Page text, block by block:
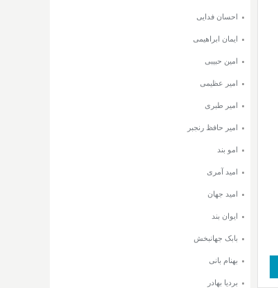
احسان فدایی
ایمان ابراهیمی
امین حبیبی
امیر عظیمی
امیر طبری
امیر حافظ رنجبر
امو بند
امید آمری
امید جهان
ایوان بند
بابک جهانبخش
بهنام بانی
بردیا بهادر